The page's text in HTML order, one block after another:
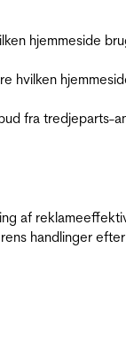
hjemmeside
hvilken
fra tredjeparts-
af
handlinger